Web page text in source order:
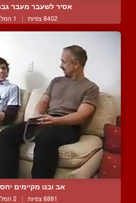
אסיר לשעבר מעבר
8402 צפיות | 1 המלצות
אב ובנו מקיימים
8881 צפיות | 2 המלצות